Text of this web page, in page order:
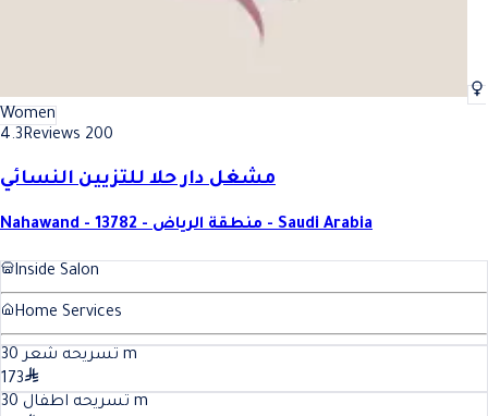
Women
4.3Reviews 200
مشغل دار حلا للتزيين النسائي
Nahawand - 13782 - منطقة الرياض - Saudi Arabia
Inside Salon
Home Services
تسريحه شعر 30
m
173
تسريحه اطفال 30
m